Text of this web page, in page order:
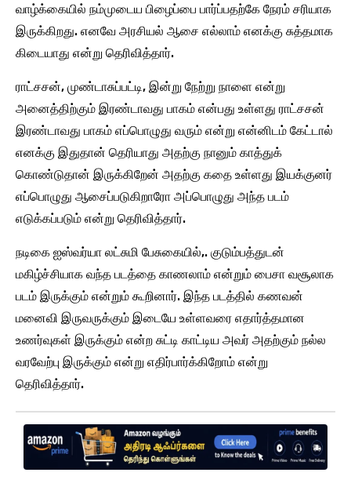
வாழ்க்கையில் நம்முடைய பிழைப்பை பார்ப்பதற்கே நேரம் சரியாக
இருக்கிறது. எனவே அரசியல் ஆசை எல்லாம் எனக்கு சுத்தமாக
கிடையாது என்று தெரிவித்தார்.
ராட்சசன், முண்டாசுப்பட்டி, இன்று நேற்று நாளை என்று
அனைத்திற்கும் இரண்டாவது பாகம் என்பது உள்ளது ராட்சசன்
இரண்டாவது பாகம் எப்பொழுது வரும் என்று என்னிடம் கேட்டால்
எனக்கு இதுதான் தெரியாது அதற்கு நானும் காத்துக்
கொண்டுதான் இருக்கிறேன் அதற்கு கதை உள்ளது இயக்குனர்
எப்பொழுது ஆசைப்படுகிறாரோ அப்பொழுது அந்த படம்
எடுக்கப்படும் என்று தெரிவித்தார்.
நடிகை ஐஸ்வர்யா லட்சுமி பேசுகையில்,. குடும்பத்துடன்
மகிழ்ச்சியாக வந்த படத்தை காணலாம் என்றும் பைசா வசூலாக
படம் இருக்கும் என்றும் கூறினார். இந்த படத்தில் கணவன்
மனைவி இருவருக்கும் இடையே உள்ளவரை எதார்த்தமான
உணர்வுகள் இருக்கும் என்ற சுட்டி காட்டிய அவர் அதற்கும் நல்ல
வரவேற்பு இருக்கும் என்று எதிர்பார்க்கிறோம் என்று
தெரிவித்தார்.